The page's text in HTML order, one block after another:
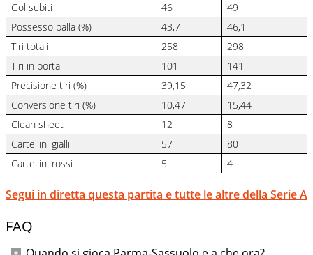
Gol subiti
46
49
Possesso palla (%)
43,7
46,1
Tiri totali
258
298
Tiri in porta
101
141
Precisione tiri (%)
39,15
47,32
Conversione tiri (%)
10,47
15,44
Clean sheet
12
8
Cartellini gialli
57
80
Cartellini rossi
5 4
Segui in diretta questa partita e tutte le altre della Serie A
FAQ